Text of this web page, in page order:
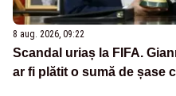
8 aug. 2026, 09:22
Scandal uriaș la FIFA.
ar fi plătit o sumă de șase